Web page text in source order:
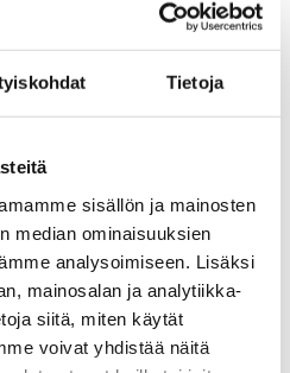
Tietoja
sisällön ja mainosten
median ominaisuuksien
analysoimiseen. Lisäksi
mainosalan ja analytiikka-
siitä, miten käytät
voivat yhdistää näitä
luona, jotka eivät omin voimin
näytelmää ”Konsta Pylkkänen
Laasonen.
Nilsiä. Jouko Lehtolainen
sekä lukuisissa muissa
tehtävissä yli 35 vuotta. Hän on
vetäjänä, nuoriso-orkesterin
Nilsiän alppikoulun
oman
luottamustehtävissä ja
Lehtolainen on verkostokumppani